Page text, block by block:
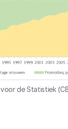
de Statistiek